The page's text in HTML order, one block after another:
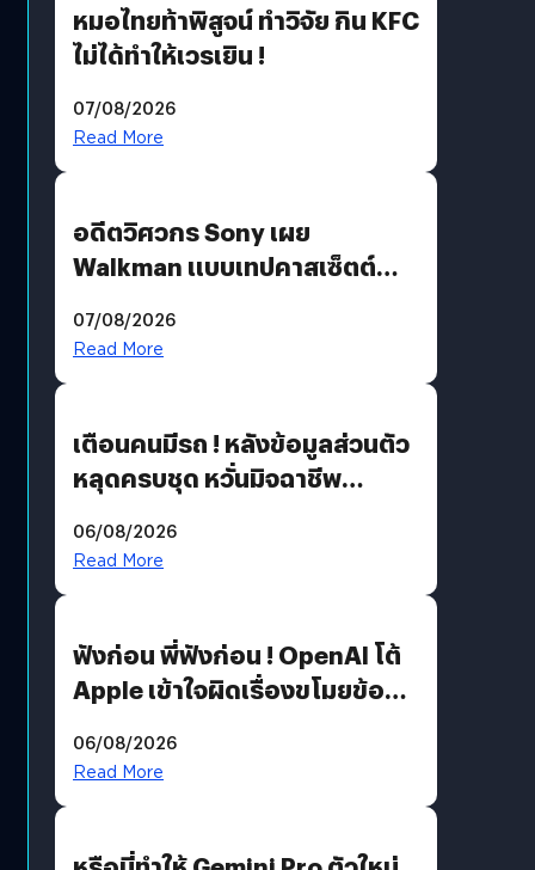
หมอไทยท้าพิสูจน์ ทำวิจัย กิน KFC
ไม่ได้ทำให้เวรเยิน !
07/08/2026
Read More
อดีตวิศวกร Sony เผย
Walkman แบบเทปคาสเซ็ตต์
07/08/2026
Read More
เตือนคนมีรถ ! หลังข้อมูลส่วนตัว
หลุดครบชุด หวั่นมิจฉาชีพ
รหัสผ่านหลุด ไม่ใช่แฮกเกอร์
06/08/2026
Read More
ฟังก่อน พี่ฟังก่อน ! OpenAI โต้
Apple เข้าใจผิดเรื่องขโมยข้อมูล
06/08/2026
Read More